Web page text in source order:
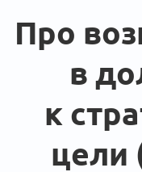
Про
в
к
цели